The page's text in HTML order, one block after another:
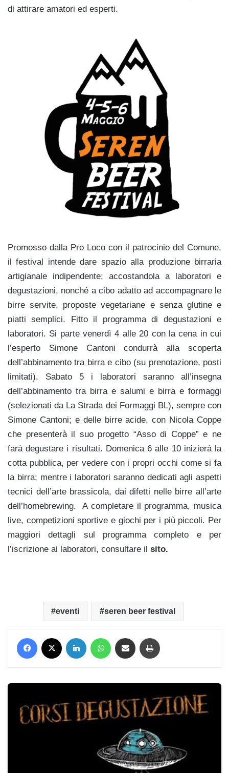
di attirare amatori ed esperti.
Promosso dalla Pro Loco con il patrocinio del Comune,
il festival intende dare spazio alla produzione birraria
artigianale indipendente; accostandola a laboratori e
degustazioni, nonché a cibo adatto ad accompagnare le
birre servite, proposte vegetariane e senza glutine e
piatti semplici. Fitto il programma di degustazioni e
laboratori. Si parte venerdì 4 alle 20 con la cena in cui
l’esperto Simone Cantoni condurrà alla scoperta
dell’abbinamento tra birra e cibo (su prenotazione, posti
limitati). Sabato 5 i laboratori saranno all’insegna
dell’abbinamento tra birra e salumi e birra e formaggi
(selezionati da La Strada dei Formaggi BL), sempre con
Simone Cantoni; e delle birre acide, con Nicola Coppe
che presenterà il suo progetto “Asso di Coppe” e ne
farà degustare i risultati. Domenica 6 alle 10 inizierà la
cotta pubblica, per vedere con i propri occhi come si fa
la birra; mentre i laboratori saranno dedicati agli aspetti
tecnici dell’arte brassicola, dai difetti nelle birre all’arte
dell’homebrewing. A completare il programma, musica
live, competizioni sportive e giochi per i più piccoli. Per
maggiori dettagli sul programma completo e per
l’iscrizione ai laboratori, consultare il sito.
eventi seren beer festival
Facebook LinkedIn WhatsApp Condividi via mail